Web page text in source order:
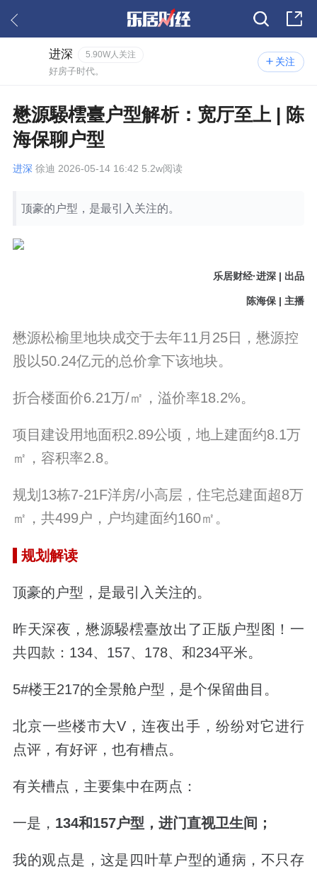
关注
进深 5.90W人关注
好房子时代。
懋源騴橒臺户型解析：宽厅至上 | 陈
海保聊户型
进深 徐迪 2026-05-14 16:42 5.2w阅读
顶豪的户型，是最引入关注的。
乐居财经·进深 | 出品
陈海保 | 主播
懋源松榆里地块成交于去年11月25日，懋源控
股以50.24亿元的总价拿下该地块。
折合楼面价6.21万/㎡，溢价率18.2%。
项目建设用地面积2.89公顷，地上建面约8.1万
㎡，容积率2.8。
规划13栋7-21F洋房/小高层，住宅总建面超8万
㎡，共499户，户均建面约160㎡。
规划解读
顶豪的户型，是最引入关注的。
昨天深夜，懋源騴橒臺放出了正版户型图！一
共四款：134、157、178、和234平米。
5#楼王217的全景舱户型，是个保留曲目。
北京一些楼市大V，连夜出手，纷纷对它进行
点评，有好评，也有槽点。
有关槽点，主要集中在两点：
一是， 134和157户型，进门直视卫生间；
我的观点是，这是四叶草户型的通病，不只存